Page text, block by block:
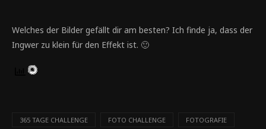
Welches der Bilder gefällt dir am besten? Ich finde ja, dass der
Ingwer zu klein für den Effekt ist. 🙂
365 TAGE CHALLENGE FOTO CHALLENGE FOTOGRAFIE